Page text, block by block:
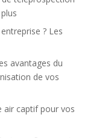
? Les
avantages du
de vos
air captif pour vos